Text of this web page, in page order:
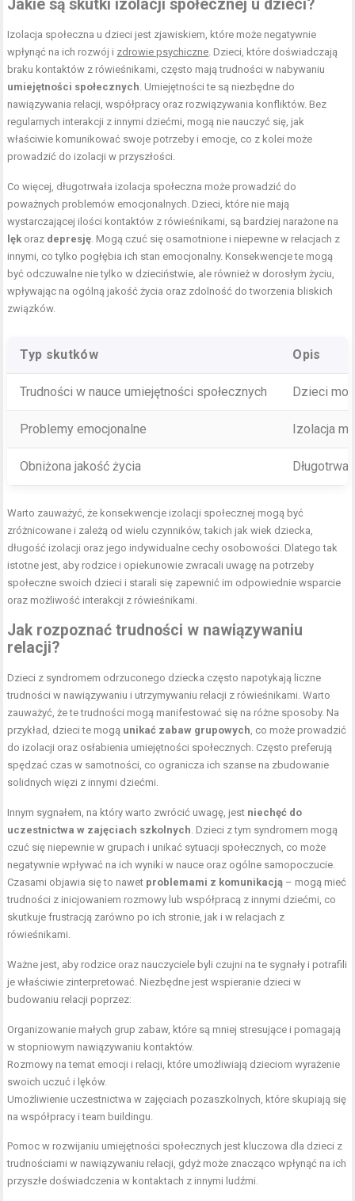
Jakie są skutki izolacji społecznej u dzieci?
Izolacja społeczna u dzieci jest zjawiskiem, które może negatywnie
wpłynąć na ich rozwój i zdrowie psychiczne. Dzieci, które doświadczają
braku kontaktów z rówieśnikami, często mają trudności w nabywaniu
umiejętności społecznych. Umiejętności te są niezbędne do
nawiązywania relacji, współpracy oraz rozwiązywania konfliktów. Bez
regularnych interakcji z innymi dziećmi, mogą nie nauczyć się, jak
właściwie komunikować swoje potrzeby i emocje, co z kolei może
prowadzić do izolacji w przyszłości.
Co więcej, długotrwała izolacja społeczna może prowadzić do
poważnych problemów emocjonalnych. Dzieci, które nie mają
wystarczającej ilości kontaktów z rówieśnikami, są bardziej narażone na
lęk oraz depresję. Mogą czuć się osamotnione i niepewne w relacjach z
innymi, co tylko pogłębia ich stan emocjonalny. Konsekwencje te mogą
być odczuwalne nie tylko w dzieciństwie, ale również w dorosłym życiu,
wpływając na ogólną jakość życia oraz zdolność do tworzenia bliskich
związków.
Typ skutków Opis
Trudności w nauce umiejętności społecznych Dzieci
Problemy emocjonalne Izolacja
Obniżona jakość życia
Warto zauważyć, że konsekwencje izolacji społecznej mogą być
zróżnicowane i zależą od wielu czynników, takich jak wiek dziecka,
długość izolacji oraz jego indywidualne cechy osobowości. Dlatego tak
istotne jest, aby rodzice i opiekunowie zwracali uwagę na potrzeby
społeczne swoich dzieci i starali się zapewnić im odpowiednie wsparcie
oraz możliwość interakcji z rówieśnikami.
Jak rozpoznać trudności w nawiązywaniu
relacji?
Dzieci z syndromem odrzuconego dziecka często napotykają liczne
trudności w nawiązywaniu i utrzymywaniu relacji z rówieśnikami. Warto
zauważyć, że te trudności mogą manifestować się na różne sposoby. Na
przykład, dzieci te mogą unikać zabaw grupowych, co może prowadzić
do izolacji oraz osłabienia umiejętności społecznych. Często preferują
spędzać czas w samotności, co ogranicza ich szanse na zbudowanie
solidnych więzi z innymi dziećmi.
Innym sygnałem, na który warto zwrócić uwagę, jest niechęć do
uczestnictwa w zajęciach szkolnych. Dzieci z tym syndromem mogą
czuć się niepewnie w grupach i unikać sytuacji społecznych, co może
negatywnie wpływać na ich wyniki w nauce oraz ogólne samopoczucie.
Czasami objawia się to nawet problemami z komunikacją – mogą mieć
trudności z inicjowaniem rozmowy lub współpracą z innymi dziećmi, co
skutkuje frustracją zarówno po ich stronie, jak i w relacjach z
rówieśnikami.
Ważne jest, aby rodzice oraz nauczyciele byli czujni na te sygnały i potrafili
je właściwie zinterpretować. Niezbędne jest wspieranie dzieci w
budowaniu relacji poprzez:
Organizowanie małych grup zabaw, które są mniej stresujące i pomagają
w stopniowym nawiązywaniu kontaktów.
Rozmowy na temat emocji i relacji, które umożliwiają dzieciom wyrażenie
swoich uczuć i lęków.
Umożliwienie uczestnictwa w zajęciach pozaszkolnych, które skupiają się
na współpracy i team buildingu.
Pomoc w rozwijaniu umiejętności społecznych jest kluczowa dla dzieci z
trudnościami w nawiązywaniu relacji, gdyż może znacząco wpłynąć na ich
przyszłe doświadczenia w kontaktach z innymi ludźmi.